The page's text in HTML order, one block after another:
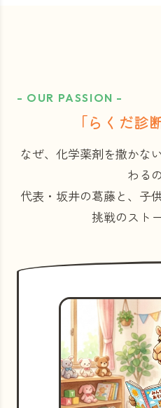
- OUR PASSION -
「らくだ診
なぜ、化学薬剤を撒かな
わる
代表・坂井の葛藤と、子
挑戦のスト